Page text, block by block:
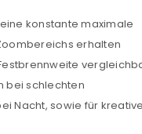
eine konstante maximale
erhalten
bei schlechten
Nacht, sowie für kreative